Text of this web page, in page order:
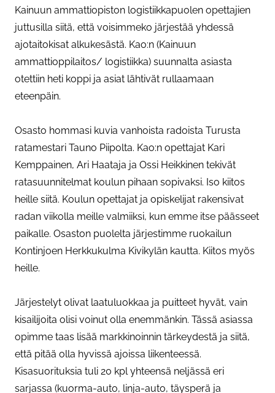
Kainuun ammattiopiston logistiikkapuolen opettajien
juttusilla siitä, että voisimmeko järjestää yhdessä
ajotaitokisat alkukesästä. Kao:n (Kainuun
ammattioppilaitos/ logistiikka) suunnalta asiasta
otettiin heti koppi ja asiat lähtivät rullaamaan
eteenpäin.
Osasto hommasi kuvia vanhoista radoista Turusta
ratamestari Tauno Piipolta. Kao:n opettajat Kari
Kemppainen, Ari Haataja ja Ossi Heikkinen tekivät
ratasuunnitelmat koulun pihaan sopivaksi. Iso kiitos
heille siitä. Koulun opettajat ja opiskelijat rakensivat
radan viikolla meille valmiiksi, kun emme itse päässeet
paikalle. Osaston puolelta järjestimme ruokailun
Kontinjoen Herkkukulma Kivikylän kautta. Kiitos myös
heille.
Järjestelyt olivat laatuluokkaa ja puitteet hyvät, vain
kisailijoita olisi voinut olla enemmänkin. Tässä asiassa
opimme taas lisää markkinoinnin tärkeydestä ja siitä,
että pitää olla hyvissä ajoissa liikenteessä.
Kisasuorituksia tuli 20 kpl yhteensä neljässä eri
sarjassa (kuorma-auto, linja-auto, täysperä ja